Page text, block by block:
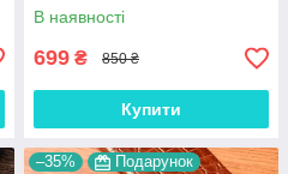
"SWAROV LUXURY"
В наявності
699 ₴ 850 ₴
Купити
–35% Подарунок